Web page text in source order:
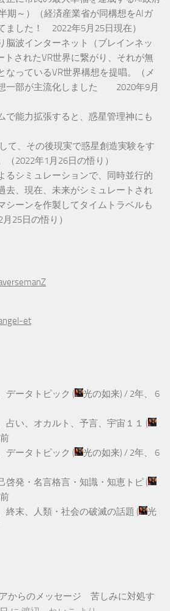
期～）（経済産業省が同構想をAIガ
ました！ 2022年5月25日現在）
脳波インターネット（ブレインネッ
トされたVR世界に繋がり、それが無
なっているVR世界構想を提唱。（メ
一部が主流化しました 2020年9月
で能力拡張すると、惑星管理神にも
て、その後現実で惑星創造実験をす
2022年1月26日の悟り）
るシミュレーションで、同時並行的
去、現在、未来がシミュレートされ
シーンを作製してタイムトラベルも
25日の悟り）
et
データトピック ( 光の如来) / 2年、 6
占い、オカルト、予言、宇宙１１ (
データトピック ( 光の如来) / 2年、 6
啓発・名言格言・知識・知恵トピ (
終末、人類・社会の破滅の話題 (
光
からのメッセージ 苦しみに対処す